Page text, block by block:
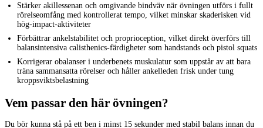
Stärker akillessenan och omgivande bindväv när övningen utförs i fullt
rörelseomfång med kontrollerat tempo, vilket minskar skaderisken vid
hög-impact-aktiviteter
Förbättrar ankelstabilitet och proprioception, vilket direkt överförs till
balansintensiva calisthenics-färdigheter som handstands och pistol squats
Korrigerar obalanser i underbenets muskulatur som uppstår av att bara
träna sammansatta rörelser och håller ankelleden frisk under tung
kroppsviktsbelastning
Vem passar den här övningen?
Du bör kunna stå på ett ben i minst 15 sekunder med stabil balans innan du